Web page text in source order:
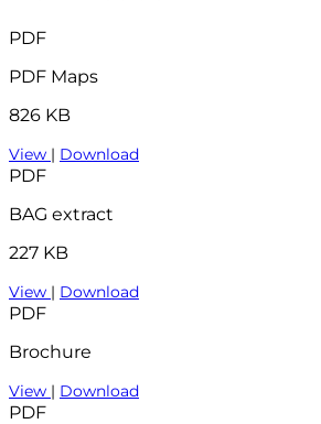
PDF
PDF Maps
826 KB
View | Download
PDF
BAG extract
227 KB
View | Download
PDF
Brochure
View | Download
PDF